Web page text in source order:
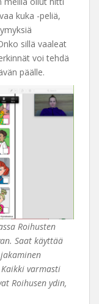
kuka -peliä,
sillä vaaleat
voi tehdä
päälle.
Roihusten
Saat käyttää
varmasti
Roihusen ydin,